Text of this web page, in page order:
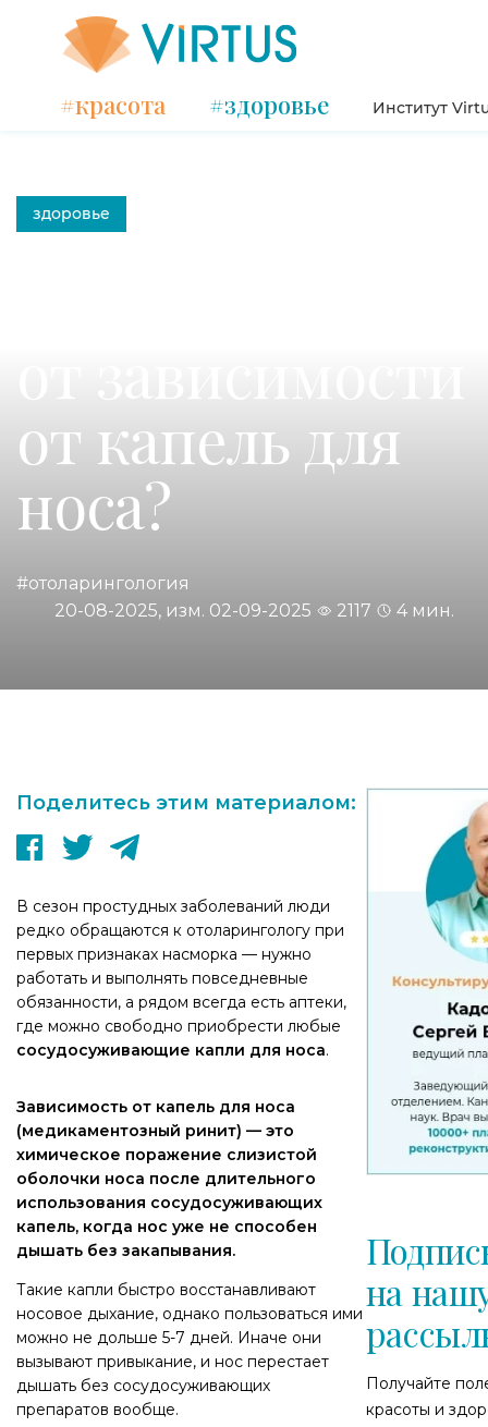
#красота #здоровье Институт
здоровье
от капель для
носа?
#отоларингология
20-08-2025, изм. 02-09-2025
2117 4 мин.
Поделитесь этим материалом:
В сезон простудных заболеваний люди
редко обращаются к отоларингологу при
первых признаках насморка — нужно
работать и выполнять повседневные
обязанности, а рядом всегда есть аптеки,
где можно свободно приобрести любые
сосудосуживающие капли для носа.
Зависимость от капель для носа
(медикаментозный ринит) — это
химическое поражение слизистой
оболочки носа после длительного
использования сосудосуживающих
капель, когда нос уже не способен
дышать без закапывания.
Такие капли быстро восстанавливают
носовое дыхание, однако пользоваться ими
можно не дольше 5-7 дней. Иначе они
вызывают привыкание, и нос перестает
дышать без сосудосуживающих
препаратов вообще.
на
Получайте
красоты и